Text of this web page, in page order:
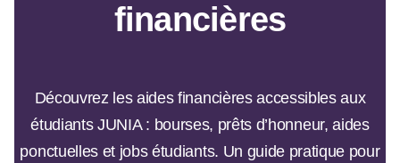
financières
Découvrez les aides financières accessibles aux
étudiants JUNIA : bourses, prêts d’honneur, aides
ponctuelles et jobs étudiants. Un guide pratique pour